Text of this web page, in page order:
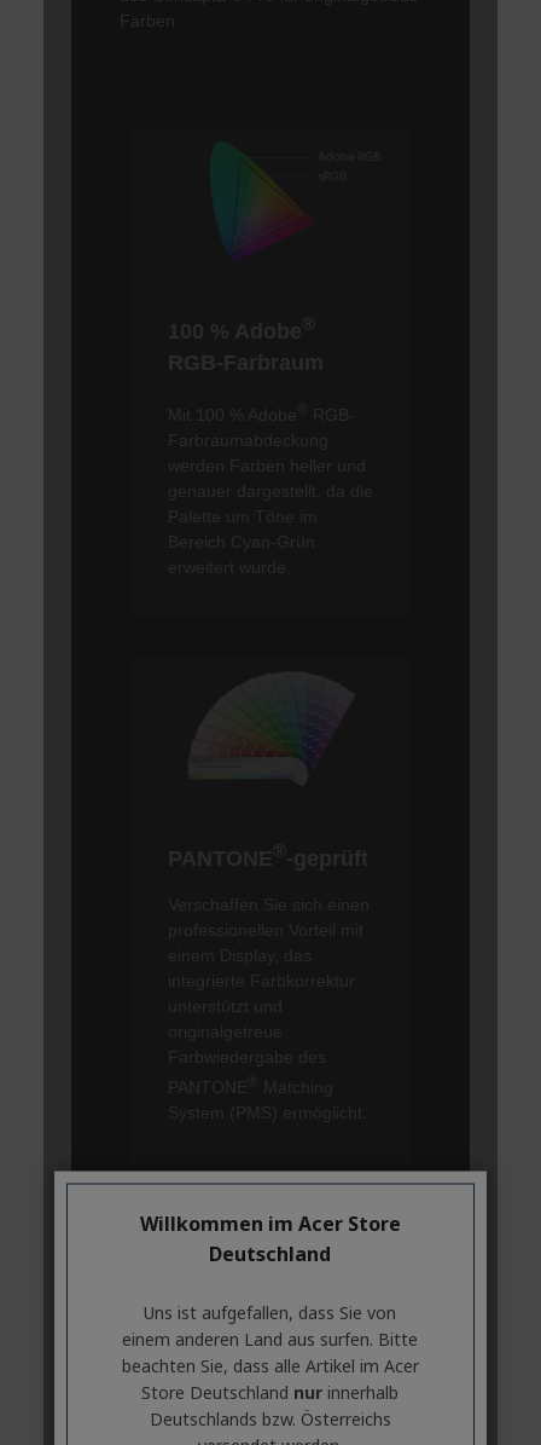
Willkommen im Acer Store
Deutschland
Uns ist aufgefallen, dass Sie von
einem anderen Land aus surfen. Bitte
beachten Sie, dass alle Artikel im Acer
Store Deutschland nur innerhalb
Deutschlands bzw. Österreichs